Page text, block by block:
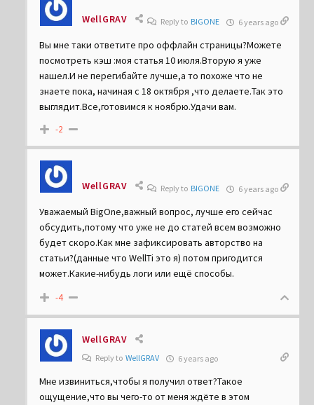
WellGRAV Reply to BIGONE 6 years ago
Вы мне таки ответите про оффлайн страницы?Можете
посмотреть кэш :моя статья 10 июля.Вторую я уже
нашел.И не перегибайте лучше,а то похоже что не
знаете пока, начиная с 18 октября ,что делаете.Так это
выглядит.Все,готовимся к ноябрю.Удачи вам.
-2
WellGRAV Reply to BIGONE 6 years ago
Уважаемый BigOne,важный вопрос, лучше его сейчас
обсудить,потому что уже не до статей всем возможно
будет скоро.Как мне зафиксировать авторство на
статьи?(данные что WellTi это я) потом пригодится
может.Какие-нибудь логи или ещё способы.
-4
WellGRAV
Reply to WellGRAV 6 years ago
Мне извиниться,чтобы я получил ответ?Такое
ощущение,что вы чего-то от меня ждёте в этом